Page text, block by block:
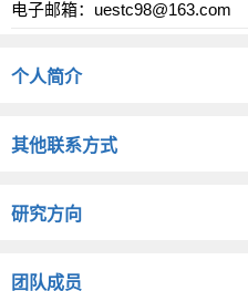
电子邮箱： uestc98@163.com
个人简介
其他联系方式
研究方向
团队成员